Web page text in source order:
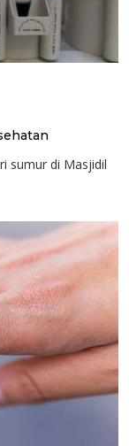
sumur di Masjidil